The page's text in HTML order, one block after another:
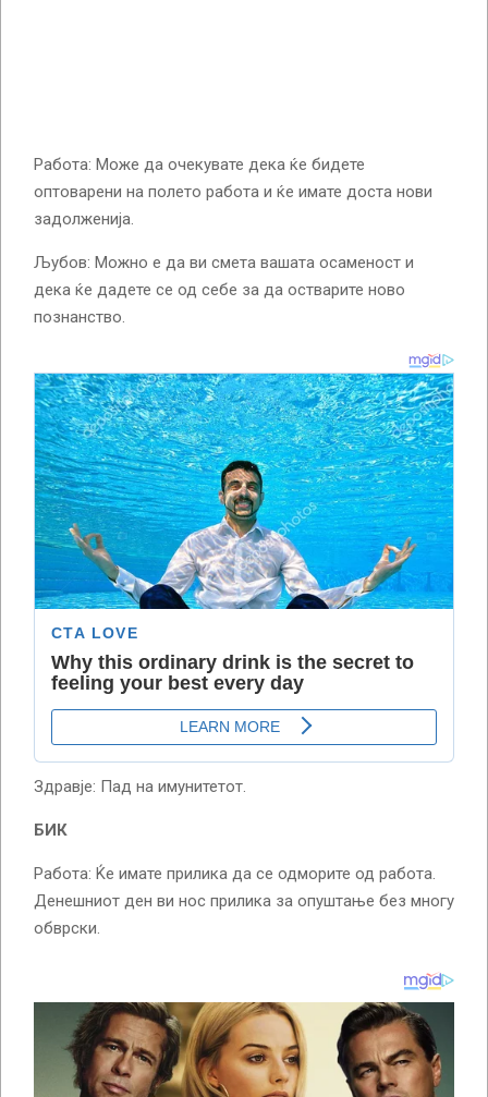
Работа: Може да очекувате дека ќе бидете
оптоварени на полето работа и ќе имате доста нови
задолженија.
Љубов: Можно е да ви смета вашата осаменост и
дека ќе дадете се од себе за да остварите ново
познанство.
Здравје: Пад на имунитетот.
БИК
Работа: Ќе имате прилика да се одморите од работа.
Денешниот ден ви нос прилика за опуштање без многу
обврски.